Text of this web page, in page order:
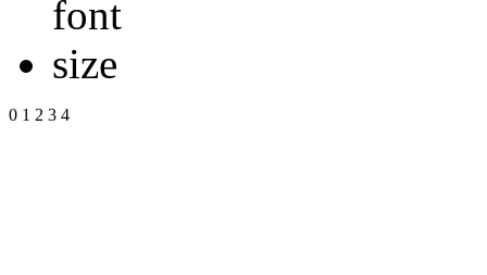
0 1 2 3 4